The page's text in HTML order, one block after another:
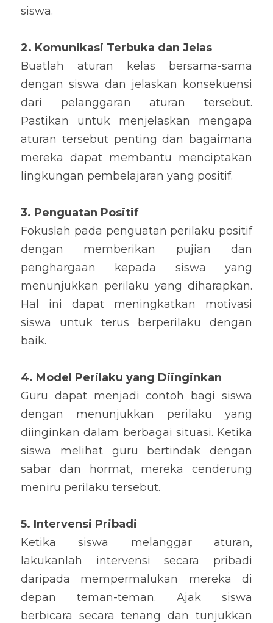
siswa.
2. Komunikasi Terbuka dan Jelas
Buatlah aturan kelas bersama-sama
dengan siswa dan jelaskan konsekuensi
dari pelanggaran aturan tersebut.
Pastikan untuk menjelaskan mengapa
aturan tersebut penting dan bagaimana
mereka dapat membantu menciptakan
lingkungan pembelajaran yang positif.
3. Penguatan Positif
Fokuslah pada penguatan perilaku positif
dengan memberikan pujian dan
penghargaan kepada siswa yang
menunjukkan perilaku yang diharapkan.
Hal ini dapat meningkatkan motivasi
siswa untuk terus berperilaku dengan
baik.
4. Model Perilaku yang Diinginkan
Guru dapat menjadi contoh bagi siswa
dengan menunjukkan perilaku yang
diinginkan dalam berbagai situasi. Ketika
siswa melihat guru bertindak dengan
sabar dan hormat, mereka cenderung
meniru perilaku tersebut.
5. Intervensi Pribadi
Ketika siswa melanggar aturan,
lakukanlah intervensi secara pribadi
daripada mempermalukan mereka di
depan teman-teman. Ajak siswa
berbicara secara tenang dan tunjukkan